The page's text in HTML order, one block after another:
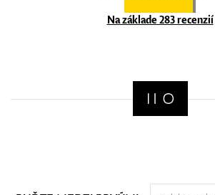
Na základe 283 recenzií